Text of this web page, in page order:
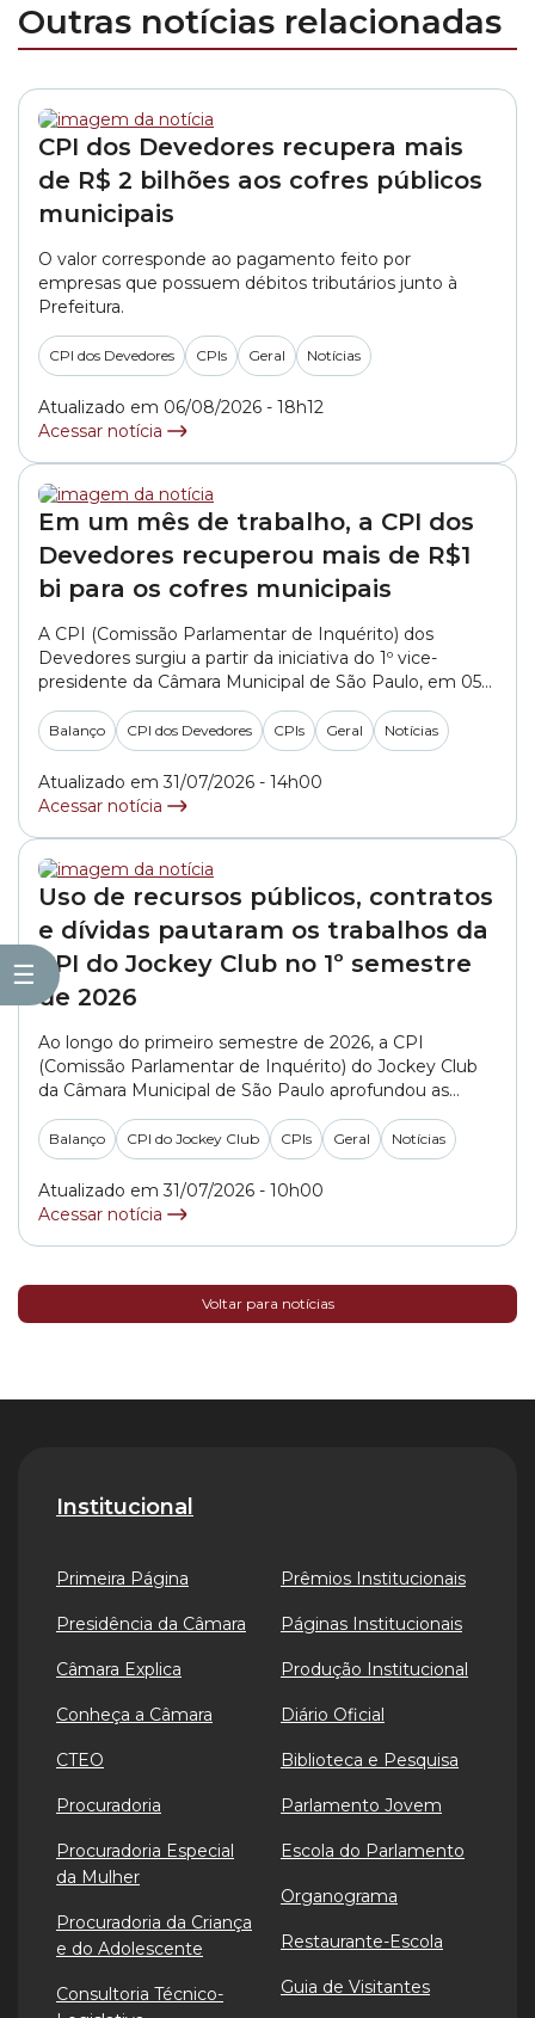
☰
Outras notícias relacionadas
CPI dos Devedores recupera mais
de R$ 2 bilhões aos cofres públicos
municipais
O valor corresponde ao pagamento feito por
empresas que possuem débitos tributários junto à
Prefeitura.
CPI dos Devedores CPIs Geral Notícias
Atualizado em 06/08/2026 - 18h12
Acessar notícia
Em um mês de trabalho, a CPI dos
Devedores recuperou mais de R$1
bi para os cofres municipais
A CPI (Comissão Parlamentar de Inquérito) dos
Devedores surgiu a partir da iniciativa do 1º vice-
presidente da Câmara Municipal de São Paulo, em 05
de fevereiro. Na ocasião, o vereador João Jorge (MDB)
apresentou na Sessão Plenária um requerimento
requisitando à Prefeitura de São Paulo a lista com os
Balanço CPI dos Devedores CPIs Geral Notícias
Atualizado em 31/07/2026 - 14h00
Acessar notícia
Uso de recursos públicos, contratos
e dívidas pautaram os trabalhos da
CPI do Jockey Club no 1º semestre
de 2026
Ao longo do primeiro semestre de 2026, a CPI
(Comissão Parlamentar de Inquérito) do Jockey Club
da Câmara Municipal de São Paulo aprofundou as
investigações sobre a regularidade fiscal e imobiliária
das atividades do hipódromo paulistano. Os trabalhos
se concentraram na análise da gestão de débitos
tributários, da utilização de recursos obtidos por meio
da... »
Balanço CPI do Jockey Club CPIs Geral Notícias
Atualizado em 31/07/2026 - 10h00
Acessar notícia
Voltar para notícias
Institucional
Primeira Página
Presidência da Câmara
Câmara Explica
Conheça a Câmara
CTEO
Procuradoria
Procuradoria Especial
da Mulher
Procuradoria da Criança
e do Adolescente
Consultoria Técnico-
Prêmios Institucionais
Páginas Institucionais
Produção Institucional
Diário Oficial
Biblioteca e Pesquisa
Parlamento Jovem
Escola do Parlamento
Organograma
Restaurante-Escola
Guia de Visitantes